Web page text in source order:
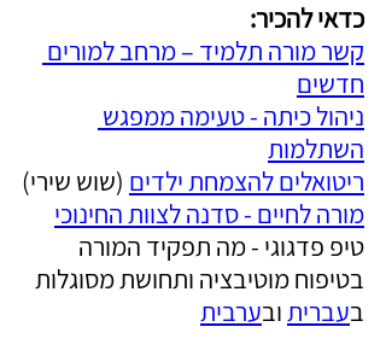
כדאי להכיר:
קשר מורה תלמיד – מרחב למורים
חדשים
ניהול כיתה - טעימה ממפגש
השתלמות
ריטואלים להצמחת ילדים (שוש שירי)
מורה לחיים - סדנה לצוות החינוכי
טיפ פדגוגי - מה תפקיד המורה
בטיפוח מוטיבציה ותחושת מסוגלות
בעברית ובערבית